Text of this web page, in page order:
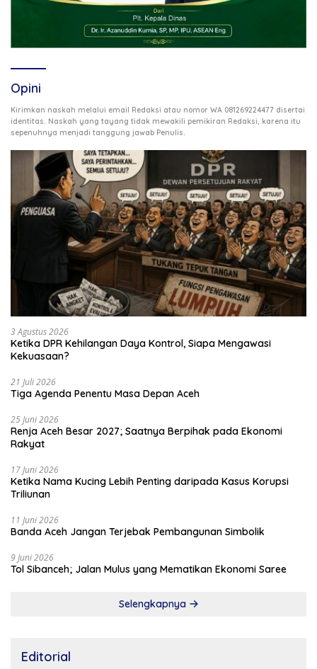
Opini
Kirimkan naskah melalui email Redaksi atau nomor WA 081269224477 disertai
identitas. Naskah yang tayang tidak mewakili pemikiran Redaksi, karena itu
sepenuhnya menjadi tanggung jawab Penulis.
3 Agustus 2026
Ketika DPR Kehilangan Daya Kontrol, Siapa Mengawasi
Kekuasaan?
21 Juli 2026
Tiga Agenda Penentu Masa Depan Aceh
25 Juni 2026
Renja Aceh Besar 2027; Saatnya Berpihak pada Ekonomi
Rakyat
17 Juni 2026
Ketika Nama Kucing Lebih Penting daripada Kasus Korupsi
Triliunan
11 Juni 2026
Banda Aceh Jangan Terjebak Pembangunan Simbolik
9 Juni 2026
Tol Sibanceh; Jalan Mulus yang Mematikan Ekonomi Saree
Selengkapnya
Editorial